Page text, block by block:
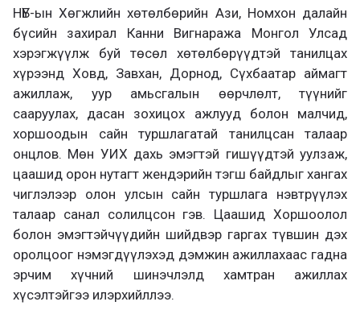
НҮБ-ын Хөгжлийн хөтөлбөрийн Ази, Номхон далайн
бүсийн захирал Канни Вигнаража Монгол Улсад
хэрэгжүүлж буй төсөл хөтөлбөрүүдтэй танилцах
хүрээнд Ховд, Завхан, Дорнод, Сүхбаатар аймагт
ажиллаж, уур амьсгалын өөрчлөлт, түүнийг
сааруулах, дасан зохицох ажлууд болон малчид,
хоршоодын сайн туршлагатай танилцсан талаар
онцлов. Мөн УИХ дахь эмэгтэй гишүүдтэй уулзаж,
цаашид орон нутагт жендэрийн тэгш байдлыг хангах
чиглэлээр олон улсын сайн туршлага нэвтрүүлэх
талаар санал солилцсон гэв. Цаашид Хоршоолол
болон эмэгтэйчүүдийн шийдвэр гаргах түвшин дэх
оролцоог нэмэгдүүлэхэд дэмжин ажиллахаас гадна
эрчим хүчний шинэчлэлд хамтран ажиллах
хүсэлтэйгээ илэрхийллээ.